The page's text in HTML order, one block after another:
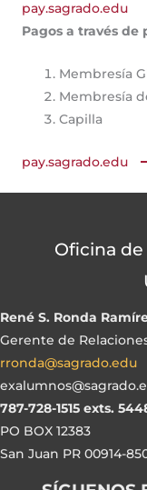
pay.sagrado.edu
Pagos a través de
Membresía
Membresía
Capilla
pay.sagrado.edu
Oficina
René S. Ronda
Gerente de
rronda@sagrado.edu
787-728-1515 exts.
PO BOX 12383
San Juan PR 00914-